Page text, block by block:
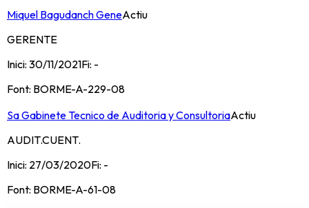
Miquel Bagudanch GeneActiu
GERENTE
Inici: 30/11/2021Fi: -
Font: BORME-A-229-08
Sa Gabinete Tecnico de Auditoria y ConsultoriaActiu
AUDIT.CUENT.
Inici: 27/03/2020Fi: -
Font: BORME-A-61-08